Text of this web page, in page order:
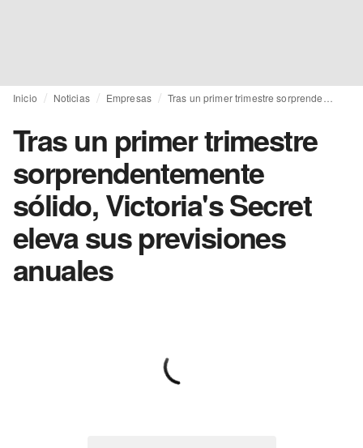
Inicio Noticias Empresas
Tras un primer trimestre
sorprendentemente
sólido, Victoria's Secret
eleva sus previsiones
anuales